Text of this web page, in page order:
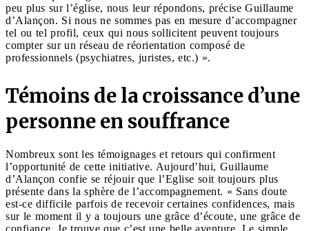
peu plus sur l’église, nous leur répondons, précise Guillaume
d’Alançon. Si nous ne sommes pas en mesure d’accompagner
tel ou tel profil, ceux qui nous sollicitent peuvent toujours
compter sur un réseau de réorientation composé de
professionnels (psychiatres, juristes, etc.) ».
Témoins de la croissance d’une
personne en souffrance
Nombreux sont les témoignages et retours qui confirment
l’opportunité de cette initiative. Aujourd’hui, Guillaume
d’Alançon confie se réjouir que l’Eglise soit toujours plus
présente dans la sphère de l’accompagnement. « Sans doute
est-ce difficile parfois de recevoir certaines confidences, mais
sur le moment il y a toujours une grâce d’écoute, une grâce de
confiance. Je trouve que c’est une belle aventure. Le simple